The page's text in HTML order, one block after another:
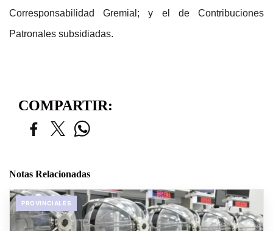
Corresponsabilidad Gremial; y el de Contribuciones
Patronales subsidiadas.
COMPARTIR:
Notas Relacionadas
PROVINCIALES